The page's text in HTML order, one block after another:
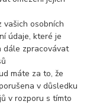
vašich osobních
údaje, které je
dále zpracovávat
máte za to, že
v důsledku
v rozporu s tímto